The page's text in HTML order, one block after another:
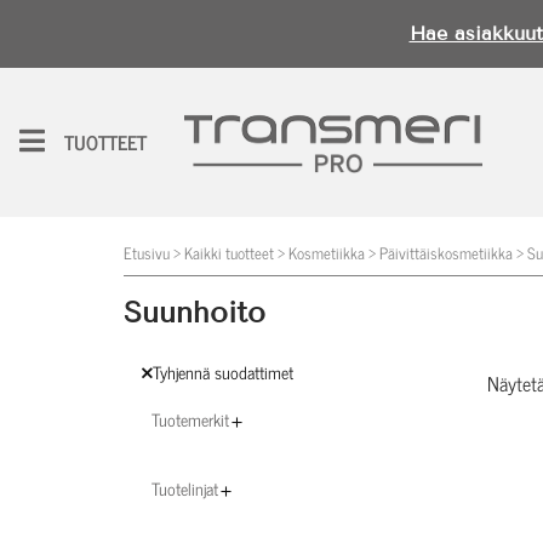
Hae
e
i,
TUOTTEET
Etusivu>Kaikki tuotteet>Kosmetiikka>Päivittäiskosmetiikka>
Suunhoito
Tyhjennä suodattimet
Tuotemerkit
Tuotelinjat